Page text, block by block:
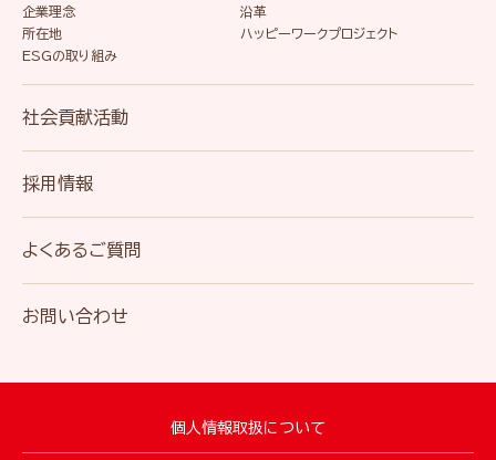
企業理念
沿革
所在地
ハッピーワークプロジェクト
ESGの取り組み
社会貢献活動
採用情報
よくあるご質問
お問い合わせ
個人情報取扱について